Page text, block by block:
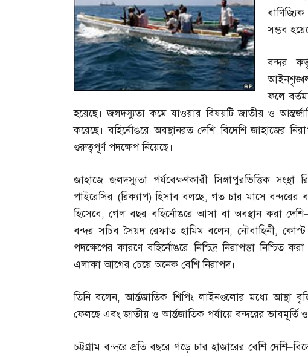
সম্ভব
বন্দর
ফলে
হয়েছে। জলদস্যুতা কমে যাওয়ার বিষয়টি জাতীয় ও
করেছে। বহির্নোঙরে অবস্থানরত দেশি–বিদেশি জাহাজের
গুরুত্বপূর্ণ পদক্ষেপ নিয়েছে।
জাহাজে জলদস্যুতা পর্যবেক্ষণকারী সিঙ্গাপুরভিত্তিক সংস্থা
পাইরেসির (রিক্যাপ)হিসাব বলছে, গত চার মাসে বন্দরের
হিসেবে,গেল বছর বহির্নোঙরে আসা বা অবস্থান করা দেশি
বন্দর সচিব সৈয়দ রেফাত হামিম বলেন,নৌবাহিনী,কোস্ট
পদক্ষেপের কারণে বহির্নোঙরে নিশ্চিদ্র নিরাপত্তা নিশ্চিত
এলাকা আগের চেয়ে অনেক বেশি নিরাপদ।
তিনি বলেন,আর্ন্তজাতিক শিপিং লাইনগুলোর মধ্যে আস্থা
ফেলছে এবং জাতীয় ও আর্ন্তজাতিক পর্যায়ে বন্দরের ভাবমূর্তি
চট্টগ্রাম বন্দরে প্রতি বছরে গড়ে চার হাজারের বেশি দেশি–